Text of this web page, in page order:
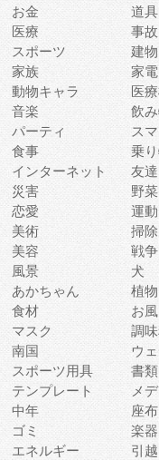
お金 道具
医療 事故
スポーツ 建物
家族 家電
動物キャラ 医
音楽 飲
パーティ ス
食事 乗
インターネット 友達
災害 野菜
恋愛 運動
美術 掃除
美容 戦争
風景 犬
あかちゃん 植物
食材 お
マスク 調
南国 ウ
スポーツ用具 書類
テンプレート メ
中年 座
ゴミ 楽器
エネルギー 引